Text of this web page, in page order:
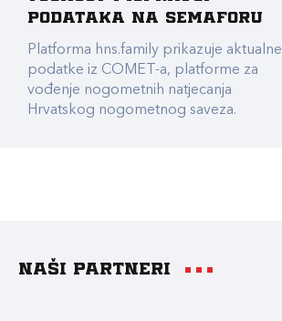
podataka na Semaforu
Platforma hns.family prikazuje aktualne
podatke iz COMET-a, platforme za
vođenje nogometnih natjecanja
Hrvatskog nogometnog saveza.
Naši partneri